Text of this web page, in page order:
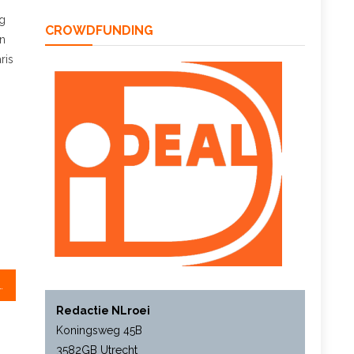
CROWDFUNDING
Redactie NLroei
Koningsweg 45B
3582GB Utrecht